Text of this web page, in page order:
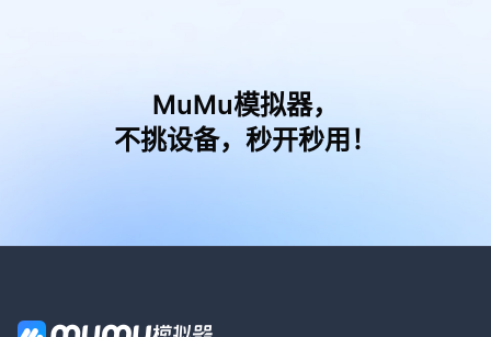
MuMu模拟器，
不挑设备，秒开秒用！